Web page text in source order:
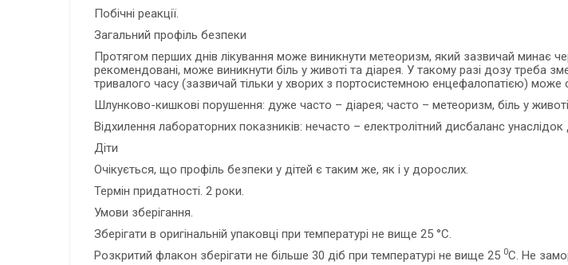
Побічні реакції.
Загальний профіль безпеки
Протягом перших днів лікування може виникнути метеоризм, який зазвичай минає
рекомендовані, може виникнути біль у животі та діарея. У такому разі дозу треба
тривалого часу (зазвичай тільки у хворих з портосистемною енцефалопатією) може
Шлунково-кишкові порушення: дуже часто – діарея; часто – метеоризм, біль у
Відхилення лабораторних показників: нечасто – електролітний дисбаланс унаслідок
Діти
Очікується, що профіль безпеки у дітей є таким же, як і у дорослих.
Термін придатності. 2 роки.
Умови зберігання.
Зберігати в оригінальній упаковці при температурі не вище 25 °С.
Розкритий флакон зберігати не більше 30 діб при температурі не вище 25 0С. Не